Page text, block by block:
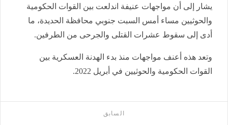
يشار إلى أن مواجهات عنيفة اندلعت بين القوات الحكومية
والحوثيين مساء أمس السبت جنوبي محافظة الحديدة، ما
أدى إلى سقوط عشرات القتلى والجرحى من الطرفين.
وتعد هذه أعنف مواجهات منذ بدء الهدنة العسكرية بين
القوات الحكومية والحوثيين في أبريل 2022.
السابق